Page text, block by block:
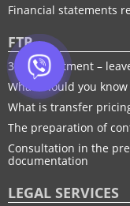
Financial statements
FTP
30% adjustment –
What should you know
What is transfer
The preparation of
Consultation in the
documentation
LEGAL SERVICES